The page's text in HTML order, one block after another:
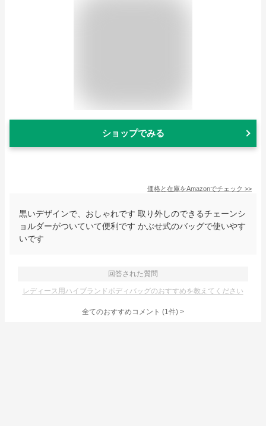
ショップでみる
価格と在庫をAmazonでチェック >>
黒いデザインで、おしゃれです 取り外しのできるチェーンシ
ョルダーがついていて便利です かぶせ式のバッグで使いやす
いです
回答された質問
レディース用ハイブランドボディバッグのおすすめを教えてください
全てのおすすめコメント (1件) >